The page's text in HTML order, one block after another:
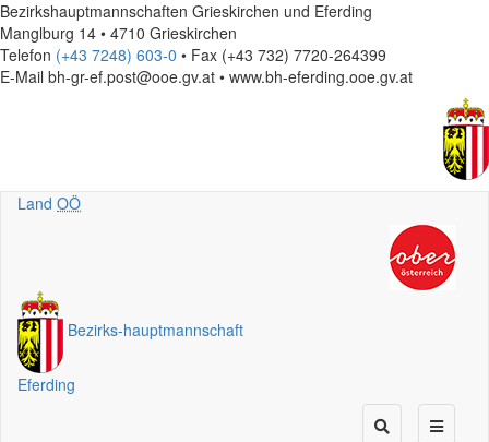
Bezirkshauptmannschaften Grieskirchen und Eferding
Manglburg 14 • 4710 Grieskirchen
Telefon (+43 7248) 603-0 • Fax (+43 732) 7720-264399
E-Mail bh-gr-ef.post@ooe.gv.at • www.bh-eferding.ooe.gv.at
Land OÖ
Bezirks-hauptmannschaft
Eferding